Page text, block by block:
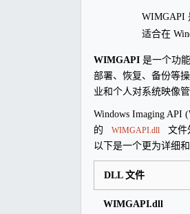
WIMGAPI
适合在
WIMGAPI是一个功
部署、恢复、备份等
业和个人对系统映像管
Windows Imaging
的
WIMGAPI.dll
文件
以下是一个更为详细
DLL 文件
WIMGAPI.dll